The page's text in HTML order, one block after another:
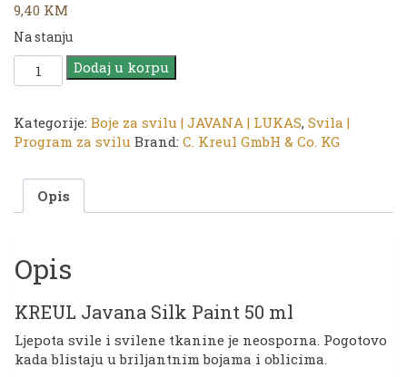
9,40 KM
Na stanju
KREUL
JAVANA
za
svilu
8106
Green
|
količina
Dodaj u korpu
Kategorije: Boje za svilu | JAVANA | LUKAS, Svila |
Program za svilu Brand: C. Kreul GmbH & Co. KG
Opis
Opis
KREUL Javana Silk Paint 50 ml
Ljepota svile i svilene tkanine je neosporna. Pogotovo
kada blistaju u briljantnim bojama i oblicima.